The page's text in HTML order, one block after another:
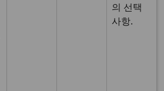
의 선택
사항.